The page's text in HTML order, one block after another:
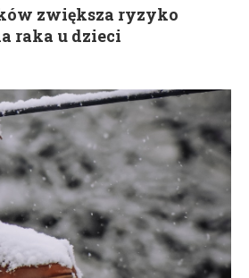
zwiększa ryzyko
raka u dzieci